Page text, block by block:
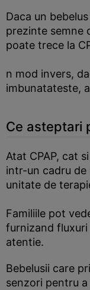
Daca un
prezinte semne
poate trece la
n mod invers,
imbunatateste,
Ce asteptari
Atat CPAP, cat
intr-un cadru de
unitate de
Familiile pot
furnizand fluxuri
atentie.
Bebelusii care
senzori pentru